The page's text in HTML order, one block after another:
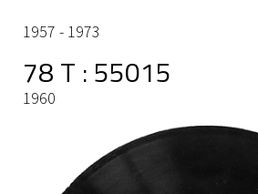
1957 - 1973
78 T : 55015
1960